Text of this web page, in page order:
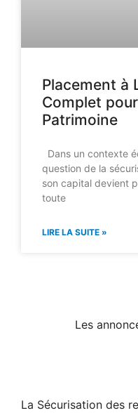
Placement à
Complet
Patrimoine
Dans un contexte
question de la
son capital devient
toute
LIRE LA SUITE »
Les
La Sécurisation des